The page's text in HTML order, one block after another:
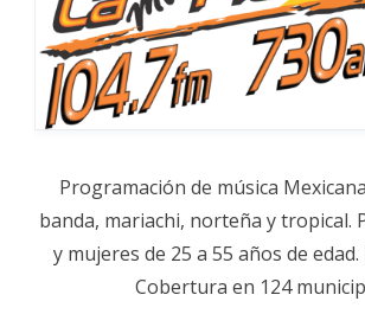
Programación de música
banda, mariachi, norteña y tropical.
y mujeres de 25 a 55 años de edad.
Cobertura en 124